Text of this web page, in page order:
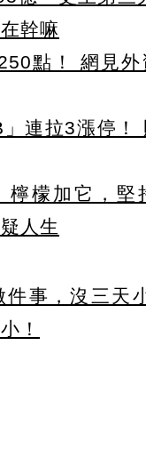
幹嘛
點！ 網見
」連拉3漲停！
檬加它，堅
人生
事，沒三天
！